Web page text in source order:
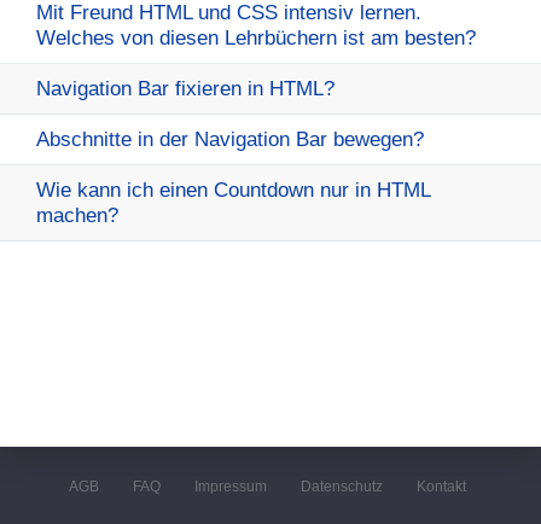
Mit Freund HTML und CSS intensiv lernen.
Welches von diesen Lehrbüchern ist am besten?
Navigation Bar fixieren in HTML?
Abschnitte in der Navigation Bar bewegen?
Wie kann ich einen Countdown nur in HTML
machen?
AGB FAQ Impressum Datenschutz Kontakt